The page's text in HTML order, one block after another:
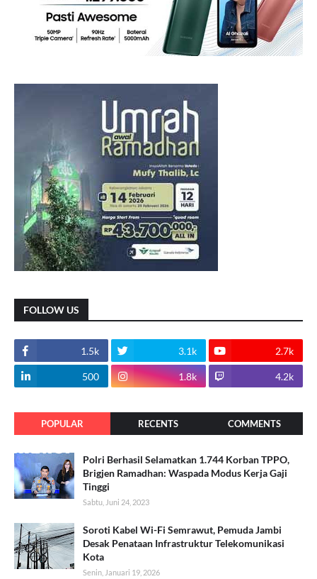
FOLLOW US
1.5k 3.1k 2.7k
500 1.8k 4.2k
POPULAR RECENTS COMMENTS
Polri Berhasil Selamatkan 1.744 Korban TPPO,
Brigjen Ramadhan: Waspada Modus Kerja Gaji
Tinggi
Sabtu, Juni 24, 2023
Soroti Kabel Wi-Fi Semrawut, Pemuda Jambi
Desak Penataan Infrastruktur Telekomunikasi
Kota
Senin, Januari 19, 2026